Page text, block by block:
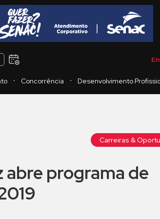
・ Concorrência ・ Desenvolvimento
Carreiras &
abre programa de